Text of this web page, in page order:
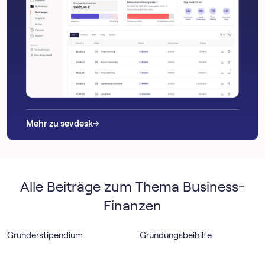
Mehr zu sevdesk→
→
Alle Beiträge zum Thema Business-
Finanzen
Gründerstipendium Gründungsbeihilfe